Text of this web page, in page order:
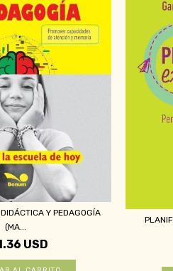
Y PEDAGOGÍA
(MA...
USD